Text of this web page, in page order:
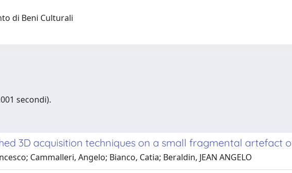
di Beni Culturali
secondi).
3D acquisition techniques on a small fragmental artefact
Cammalleri, Angelo; Bianco, Catia; Beraldin, JEAN ANGELO